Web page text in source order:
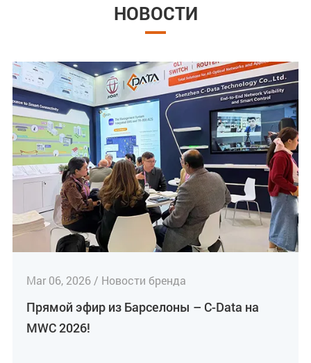
НОВОСТИ
Mar 06, 2026 / Новости бренда
Прямой эфир из Барселоны – C-Data на
MWC 2026!